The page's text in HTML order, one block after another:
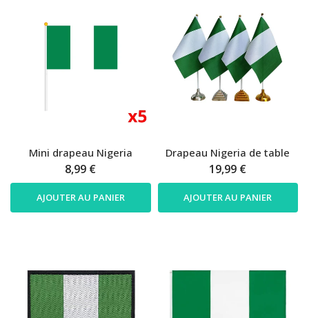
Mini drapeau Nigeria
8,99 €
AJOUTER AU PANIER
Drapeau Nigeria de table
19,99 €
AJOUTER AU PANIER